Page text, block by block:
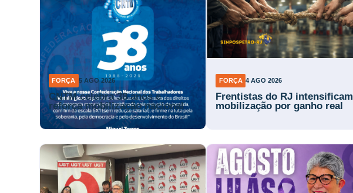
FORÇA 5 AGO 2026
CNTM celebra 38 anos e
reforça mobilização nacional
FORÇA 4 AGO 2026
Frentistas do RJ intensificam
mobilização por ganho real